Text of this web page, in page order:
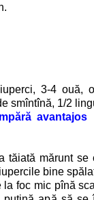
3-4 ouă,
smîntînă, 1/2
avantajos
tăiată mărunt
bine
foc mic pînă